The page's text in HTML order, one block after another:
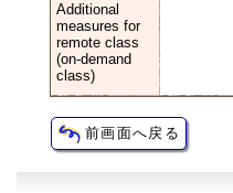
Additional
measures for
remote class
(on-demand
class)